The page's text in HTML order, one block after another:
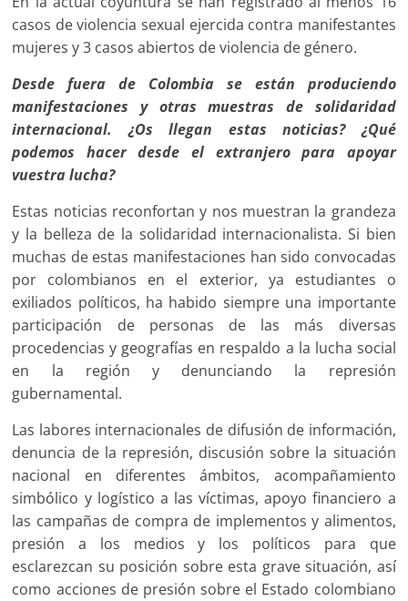
casos de violencia sexual ejercida contra manifestantes
mujeres y 3 casos abiertos de violencia de género.
Desde fuera de Colombia se están produciendo
manifestaciones y otras muestras de solidaridad
internacional. ¿Os llegan estas noticias? ¿Qué
podemos hacer desde el extranjero para apoyar
vuestra lucha?
Estas noticias reconfortan y nos muestran la grandeza
y la belleza de la solidaridad internacionalista. Si bien
muchas de estas manifestaciones han sido convocadas
por colombianos en el exterior, ya estudiantes o
exiliados políticos, ha habido siempre una importante
participación de personas de las más diversas
procedencias y geografías en respaldo a la lucha social
en la región y denunciando la represión
gubernamental.
Las labores internacionales de difusión de información,
denuncia de la represión, discusión sobre la situación
nacional en diferentes ámbitos, acompañamiento
simbólico y logístico a las víctimas, apoyo financiero a
las campañas de compra de implementos y alimentos,
presión a los medios y los políticos para que
esclarezcan su posición sobre esta grave situación, así
como acciones de presión sobre el Estado colombiano